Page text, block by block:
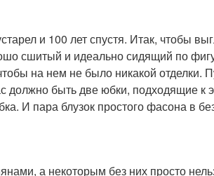
и 100 лет спустя. Итак, чтобы
сшитый и идеально сидящий по
на нем не было никакой отделки.
должно быть две юбки, подходящие к
И пара блузок простого фасона в
а некоторым без них просто